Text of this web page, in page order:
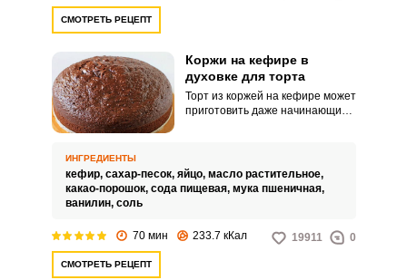
СМОТРЕТЬ РЕЦЕПТ
Коржи на кефире в
духовке для торта
Торт из коржей на кефире может
приготовить даже начинающий
последовательностей действий.
ИНГРЕДИЕНТЫ
кефир, сахар-песок, яйцо, масло растительное,
какао-порошок, сода пищевая, мука пшеничная,
ванилин, соль
70 мин 233.7 кКал 19911 0
СМОТРЕТЬ РЕЦЕПТ